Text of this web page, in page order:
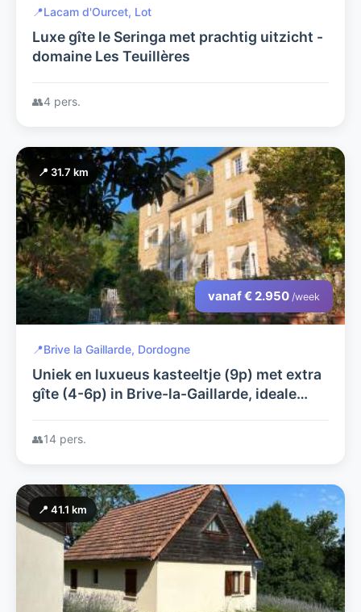
📍Lacam d'Ourcet, Lot
Luxe gîte le Seringa met prachtig uitzicht -
domaine Les Teuillères
👥4 pers.
📍 31.7 km
vanaf € 2.950 /week
📍Brive la Gaillarde, Dordogne
Uniek en luxueus kasteeltje (9p) met extra
gîte (4-6p) in Brive-la-Gaillarde, ideale
ontdekken.
👥14 pers.
📍 41.1 km